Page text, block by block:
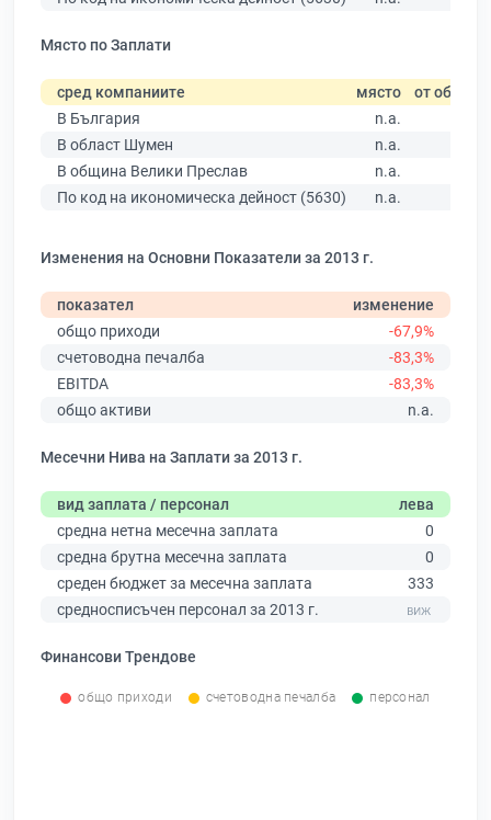
Място по Заплати
сред компаниите място от общо
В България
n.a.
В област Шумен
n.a.
В община Велики Преслав
n.a.
По код на икономическа дейност (5630)
n.a.
Изменения на Основни Показатели за 2013 г.
показател
изменение
общо приходи
-67,9%
счетоводна печалба
-83,3%
EBITDA
-83,3%
общо активи
n.a.
Месечни Нива на Заплати за 2013 г.
вид заплата / персонал
лева
средна нетна месечна заплата
0
средна брутна месечна заплата
0
среден бюджет за месечна заплата
333
средносписъчен персонал за 2013 г.
Финансови Трендове
общо приходи счетоводна печалба персонал